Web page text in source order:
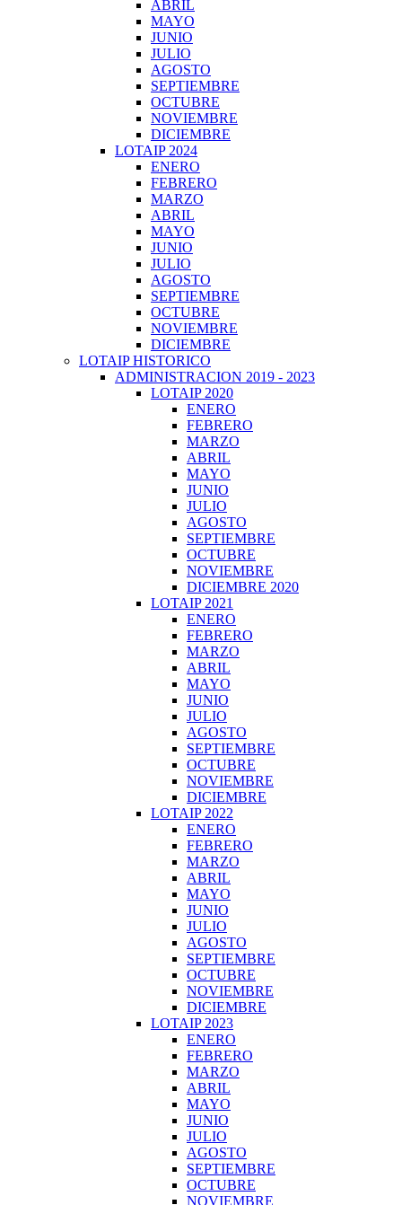
ABRIL
MAYO
JUNIO
JULIO
AGOSTO
SEPTIEMBRE
OCTUBRE
NOVIEMBRE
DICIEMBRE
LOTAIP 2024
ENERO
FEBRERO
MARZO
ABRIL
MAYO
JUNIO
JULIO
AGOSTO
SEPTIEMBRE
OCTUBRE
NOVIEMBRE
DICIEMBRE
LOTAIP HISTORICO
ADMINISTRACION 2019 - 2023
LOTAIP 2020
ENERO
FEBRERO
MARZO
ABRIL
MAYO
JUNIO
JULIO
AGOSTO
SEPTIEMBRE
OCTUBRE
NOVIEMBRE
DICIEMBRE 2020
LOTAIP 2021
ENERO
FEBRERO
MARZO
ABRIL
MAYO
JUNIO
JULIO
AGOSTO
SEPTIEMBRE
OCTUBRE
NOVIEMBRE
DICIEMBRE
LOTAIP 2022
ENERO
FEBRERO
MARZO
ABRIL
MAYO
JUNIO
JULIO
AGOSTO
SEPTIEMBRE
OCTUBRE
NOVIEMBRE
DICIEMBRE
LOTAIP 2023
ENERO
FEBRERO
MARZO
ABRIL
MAYO
JUNIO
JULIO
AGOSTO
SEPTIEMBRE
OCTUBRE
NOVIEMBRE